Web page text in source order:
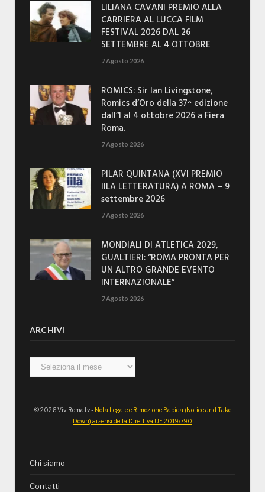
LILIANA CAVANI PREMIO ALLA
CARRIERA AL LUCCA FILM
FESTIVAL 2026 DAL 26
SETTEMBRE AL 4 OTTOBRE
7 Agosto 2026
ROMICS: Sir Ian Livingstone,
Romics d’Oro della 37^ edizione
dall’1 al 4 ottobre 2026 a Fiera
Roma.
7 Agosto 2026
PILAR QUINTANA (XVI PREMIO
IILA LETTERATURA) A ROMA – 9
settembre 2026
7 Agosto 2026
MONDIALI DI ATLETICA 2029,
GUALTIERI: “ROMA PRONTA PER
UN ALTRO GRANDE EVENTO
INTERNAZIONALE”
7 Agosto 2026
ARCHIVI
Archivi
© 2026 ViviRoma.tv - Nota Legale e Rimozione Rapida (Notice and Take
Down) ai sensi della Direttiva UE 2019/790
Chi siamo
Contatti